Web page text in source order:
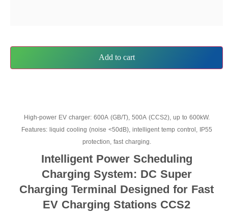
Add to cart
High-power EV charger: 600A (GB/T), 500A (CCS2), up to 600kW.
Features: liquid cooling (noise <50dB), intelligent temp control, IP55
protection, fast charging.
Intelligent Power Scheduling
Charging System: DC Super
Charging Terminal Designed for Fast
EV Charging Stations CCS2